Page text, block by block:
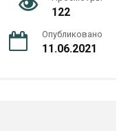
122
Опубликовано
11.06.2021